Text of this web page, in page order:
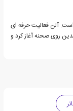
است. آلن فعالیت حرفه ای
روی صحنه آغاز کرد و